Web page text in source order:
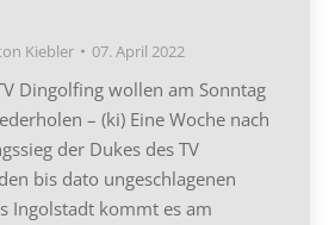
Kiebler 07. April 2022
Dingolfing wollen am Sonntag
– (ki) Eine Woche nach
der Dukes des TV
bis dato ungeschlagenen
Ingolstadt kommt es am